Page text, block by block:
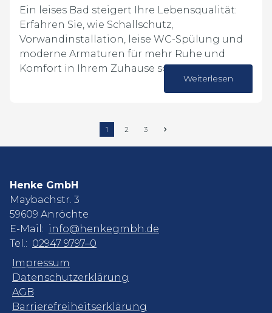
Ein leises Bad steigert Ihre Lebensqualität:
Erfahren Sie, wie Schallschutz,
Vorwandinstallation, leise WC-Spülung und
moderne Armaturen für mehr Ruhe und
Komfort in Ihrem Zuhause sorgen.
Weiterlesen
1 2 3
Henke GmbH
Maybachstr. 3
59609 Anröchte
E-Mail: info@henkegmbh.de
Tel.: 02947 9797–0
Impressum
Datenschutzerklärung
AGB
Barrierefreiheitserklärung